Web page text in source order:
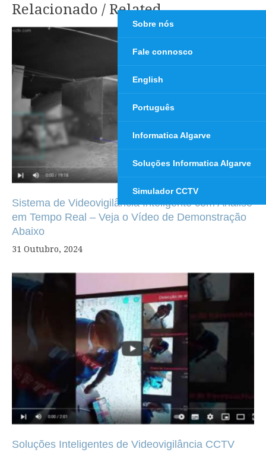
Relacionado / Related
Sistema de Videovigilância Inteligente com Análise
em Tempo Real – Veja o Vídeo de Demonstração
Abaixo
31 Outubro, 2024
Soluções Inteligentes de Videovigilância CCTV
Navegação
artigos
Sobre nós
Fale connosco
English
Português
Informatica Algarve
Soluções Informatica Algarve
Simulador CCTV